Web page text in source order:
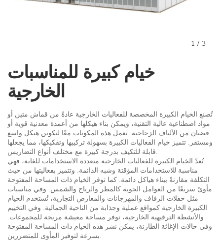
خيام كبيرة للمناسبات
الخارجية
تُصنع الخيام الكبيرة المخصصة للفعاليات الخارجية عادةً من قماش متين أو
مواد اصطناعية عالية التقنية، ويمكن بناء هيكلها من أعمدة معدنية قوية أو
قضبان من الألياف الزجاجية. تعمل هذه المكونات معًا لتكوين هيكل واسع
ومستقر. تتميز خيام الفعاليات الكبيرة بسهولة تركيبها وتفكيكها، مما يجعلها
تُعدّ الخيام الكبيرة للفعاليات الخارجية متعددة الاستخدامات للغاية، فهي
مناسبة للاستخدامات المؤقتة وشبه الدائمة. وتتميز بفعاليتها من حيث
التكلفة مقارنةً ببناء هياكل دائمة. كما توفر الخيام ذات المساحة المفتوحة
مأوىً سريعًا من العوامل الجوية كالمطر والرياح والشمس. وفي مناسبات
مثل حفلات الزفاف والمهرجانات والمعارض التجارية، تُستخدم الخيام
الكبيرة الخارجية كمواقع عملية وجذابة من الناحية الجمالية. وفي التخييم
والأنشطة الترفيهية الخارجية، توفر مساحة معيشة مريحة للمجموعات.
وفي حالات الإغاثة الطارئة، يمكن نشر هذه الخيام ذات المساحة المفتوحة
1 / 3